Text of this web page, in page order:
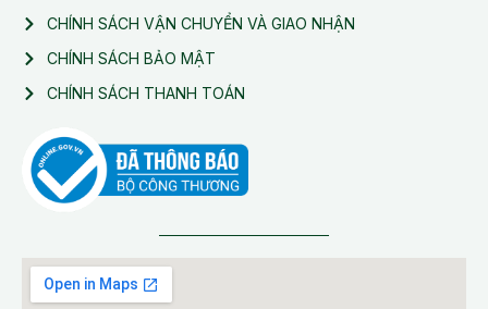
CHÍNH SÁCH VẬN CHUYỂN VÀ GIAO NHẬN
CHÍNH SÁCH BẢO MẬT
CHÍNH SÁCH THANH TOÁN